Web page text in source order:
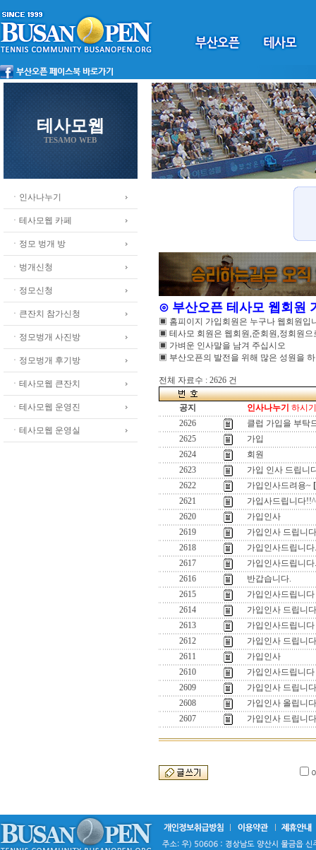
테사모웹
TESAMO WEB
ㆍ인사나누기
ㆍ테사모웹 카페
ㆍ정모 벙개 방
ㆍ벙개신청
ㆍ정모신청
ㆍ큰잔치 참가신청
ㆍ정모벙개 사진방
ㆍ정모벙개 후기방
ㆍ테사모웹 큰잔치
ㆍ테사모웹 운영진
ㆍ테사모웹 운영실
⊙ 부산오픈 테사모 웹회원
▣ 홈피이지 가입회원은 누구나 웹회원입
▣ 테사모 회원은 웹회원,준회원,정회원으
▣ 가벼운 인사말을 남겨 주십시오
▣ 부산오픈의 발전을 위해 많은 성원을
전체 자료수 : 2626 건
공지 인사나누기 하시
2626
클럽 가입을 부탁
2625
가입
2624
회원
2623
가입 인사 드립니
2622
가입인사드려용~
2621
가입사드립니다
2620
가입인사
2619
가입인사 드립니
2618
가입인사드립니다.
2617
가입인사드립니다.
2616
반갑습니다.
2615
가입인사드립니다
2614
가입인사 드립니다
2613
가입인사드립니다
2612
가입인사 드립니
2611
가입인사
2610
가입인사드립니다
2609
가입인사 드립니다
2608
가입인사 올립니
2607
가입인사 드립니